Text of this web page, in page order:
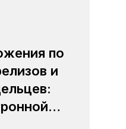
по
и